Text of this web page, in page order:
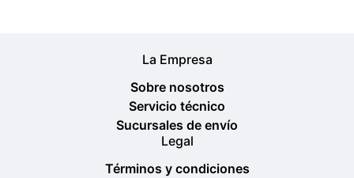
La Empresa
Sobre nosotros
Servicio técnico
Sucursales de envío
Legal
Términos y condiciones